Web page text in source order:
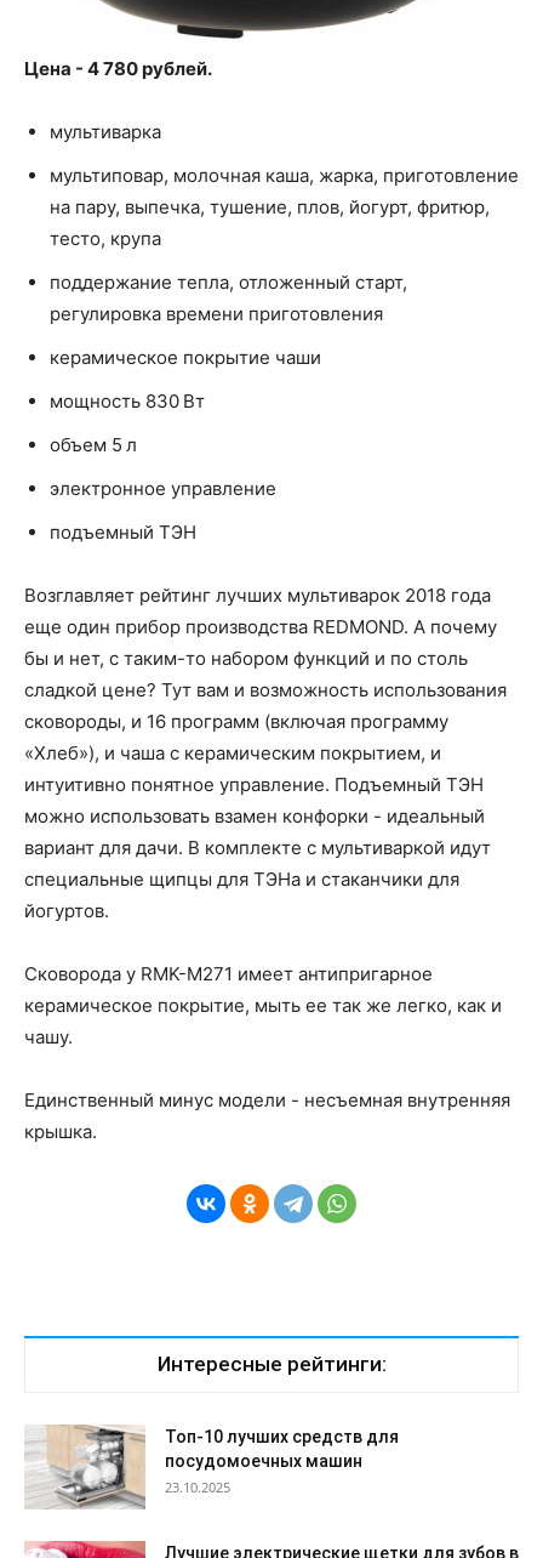
Цена - 4 780 рублей.
мультиварка
мультиповар, молочная каша, жарка, приготовление
на пару, выпечка, тушение, плов, йогурт, фритюр,
тесто, крупа
поддержание тепла, отложенный старт,
регулировка времени приготовления
керамическое покрытие чаши
мощность 830 Вт
объем 5 л
электронное управление
подъемный ТЭН
Возглавляет рейтинг лучших мультиварок 2018 года
еще один прибор производства REDMOND. А почему
бы и нет, с таким-то набором функций и по столь
сладкой цене? Тут вам и возможность использования
сковороды, и 16 программ (включая программу
«Хлеб»), и чаша с керамическим покрытием, и
интуитивно понятное управление. Подъемный ТЭН
можно использовать взамен конфорки - идеальный
вариант для дачи. В комплекте с мультиваркой идут
специальные щипцы для ТЭНа и стаканчики для
йогуртов.
Сковорода у RMK-M271 имеет антипригарное
керамическое покрытие, мыть ее так же легко, как и
чашу.
Единственный минус модели - несъемная внутренняя
крышка.
Интересные рейтинги:
Топ-10 лучших средств для
посудомоечных машин
23.10.2025
Лучшие электрические щетки для зубов в